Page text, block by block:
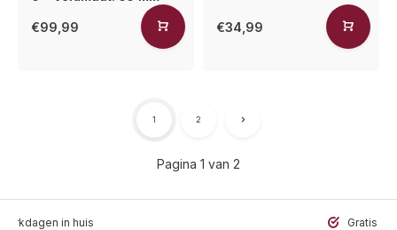
€99,99 €34,99
Pagina 1 van 2
1 2
in huis Gratis